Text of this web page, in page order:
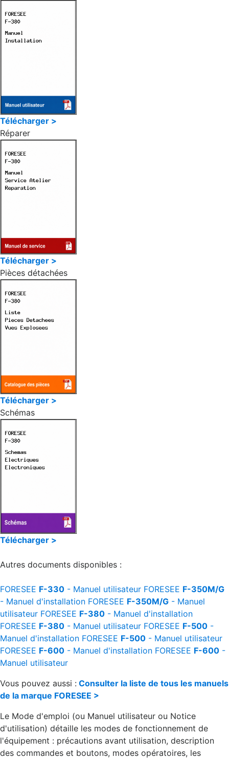
Télécharger >
Réparer
Télécharger >
Pièces détachées
Télécharger >
Schémas
Télécharger >
Autres documents disponibles :
FORESEE F-330 - Manuel utilisateur FORESEE F-350M/G
- Manuel d'installation FORESEE F-350M/G - Manuel
utilisateur FORESEE F-380 - Manuel d'installation
FORESEE F-380 - Manuel utilisateur FORESEE F-500 -
Manuel d'installation FORESEE F-500 - Manuel utilisateur
FORESEE F-600 - Manuel d'installation FORESEE F-600 -
Manuel utilisateur
Vous pouvez aussi : Consulter la liste de tous les manuels
de la marque FORESEE >
Le Mode d'emploi (ou Manuel utilisateur ou Notice
d'utilisation) détaille les modes de fonctionnement de
l'équipement : précautions avant utilisation, description
des commandes et boutons, modes opératoires, les